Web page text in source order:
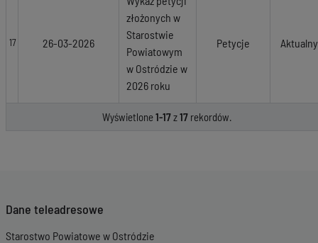
17 26-03-2026
złożonych w
Starostwie
Powiatowym
w Ostródzie w
2026 roku
Petycje Aktualny
Wyświetlone1-17z17 rekordów.
Dane teleadresowe
Starostwo Powiatowe w Ostródzie